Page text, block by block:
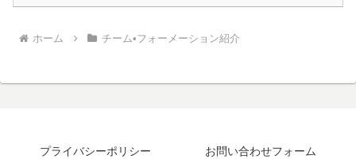
ホーム チーム•フォーメーション紹介
プライバシーポリシー お問い合わせフォーム